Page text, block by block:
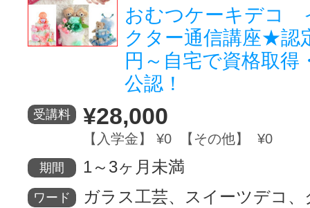
おむつケーキデコ
クター通信講座★認
円～自宅で資格取得
公認！
受講料 ¥28,000
【入学金】 ¥0 【その他】 ¥0
期間 1～3ヶ月未満
ワード
ガラス工芸、スイーツデコ